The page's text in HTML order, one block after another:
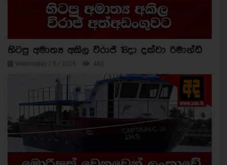
හිටපු අමාත්‍ය අකිල විරාජ් 18දා දක්වා රිමාන්ඩ්
Wednesday / 5 / 2026 485